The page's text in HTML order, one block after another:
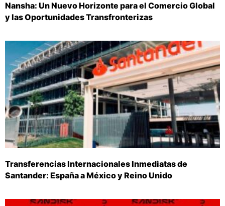
Nansha: Un Nuevo Horizonte para el Comercio Global
y las Oportunidades Transfronterizas
Transferencias Internacionales Inmediatas de
Santander: España a México y Reino Unido